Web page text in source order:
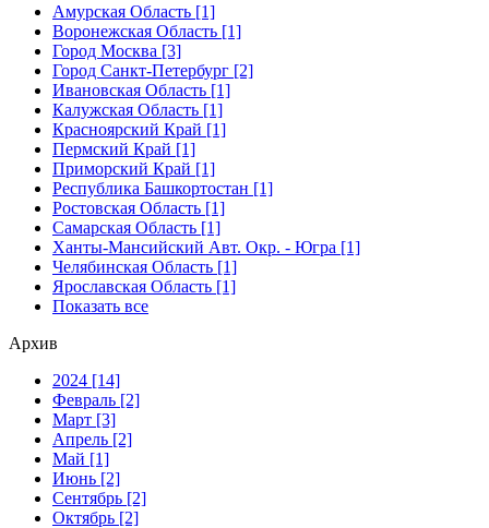
Амурская Область [1]
Воронежская Область [1]
Город Москва [3]
Город Санкт-Петербург [2]
Ивановская Область [1]
Калужская Область [1]
Красноярский Край [1]
Пермский Край [1]
Приморский Край [1]
Республика Башкортостан [1]
Ростовская Область [1]
Самарская Область [1]
Ханты-Мансийский Авт. Окр. - Югра [1]
Челябинская Область [1]
Ярославская Область [1]
Показать все
Архив
2024 [14]
Февраль [2]
Март [3]
Апрель [2]
Май [1]
Июнь [2]
Сентябрь [2]
Октябрь [2]